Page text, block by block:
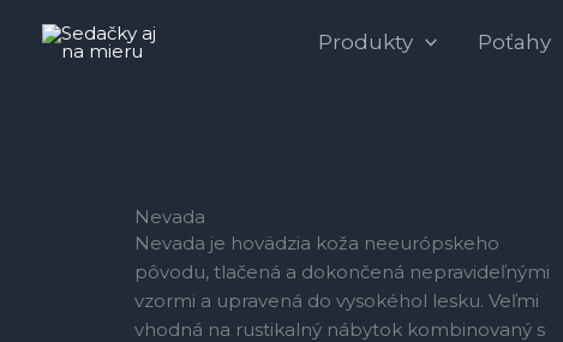
Produkty Poťahy
Nevada
Nevada je hovädzia koža neeurópskeho
pôvodu, tlačená a dokončená nepravideľnými
vzormi a upravená do vysokéhol lesku. Veľmi
vhodná na rustikalný nábytok kombinovaný s